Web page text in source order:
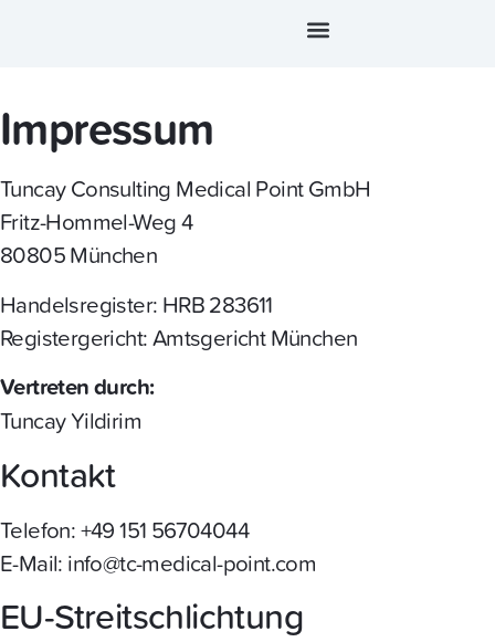
Impressum
Tuncay Consulting Medical Point GmbH
Fritz-Hommel-Weg 4
80805 München
Handelsregister: HRB 283611
Registergericht: Amtsgericht München
Vertreten durch:
Tuncay Yildirim
Kontakt
Telefon: +49 151 56704044
E-Mail: info@tc-medical-point.com
EU-Streitschlichtung